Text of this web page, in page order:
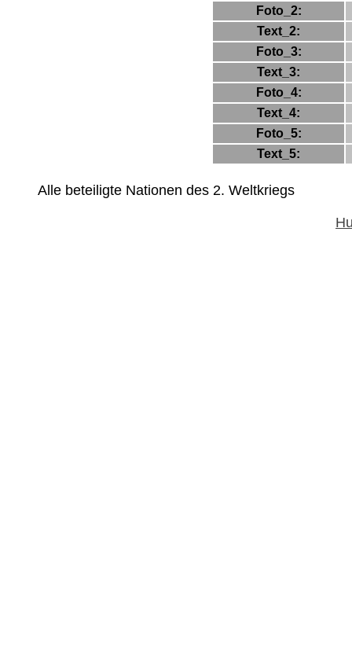
Foto_2:
Text_2:
Foto_3:
Text_3:
Foto_4:
Text_4:
Foto_5:
Text_5:
Alle beteiligte Nationen des 2. Weltkriegs